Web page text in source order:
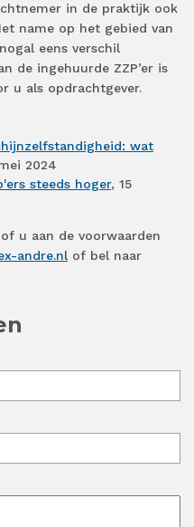
in de praktijk ook
name op het gebied van
eens verschil
de ingehuurde ZZP’er is
u als opdrachtgever.
wat
2024
steeds hoger, 15
u aan de voorwaarden
andre.nl of bel naar